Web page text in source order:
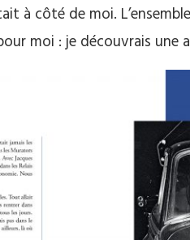
à côté de moi.
moi : je découvrais une